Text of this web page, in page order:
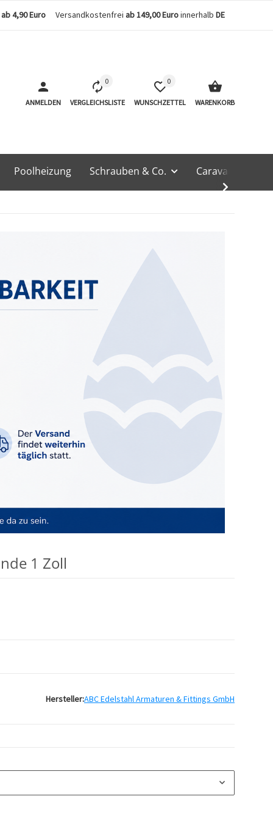
ab 4,90 Euro Versandkostenfrei ab 149,00 Euroinnerhalb DE
ANMELDEN
0
VERGLEICHSLISTE
0
WUNSCHZETTEL WARENKORB
Poolheizung Schrauben & Co. Caravan &
1 Zoll
Hersteller:ABC Edelstahl Armaturen & Fittings GmbH